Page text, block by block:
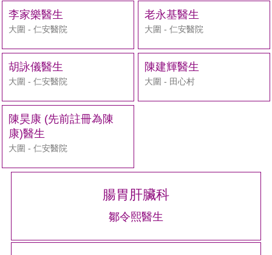
李家樂醫生
大圍 - 仁安醫院
老永基醫生
大圍 - 仁安醫院
胡詠儀醫生
大圍 - 仁安醫院
陳建輝醫生
大圍 - 田心村
陳昊康 (先前註冊為陳
康)醫生
大圍 - 仁安醫院
腸胃肝臟科
鄒令熙醫生